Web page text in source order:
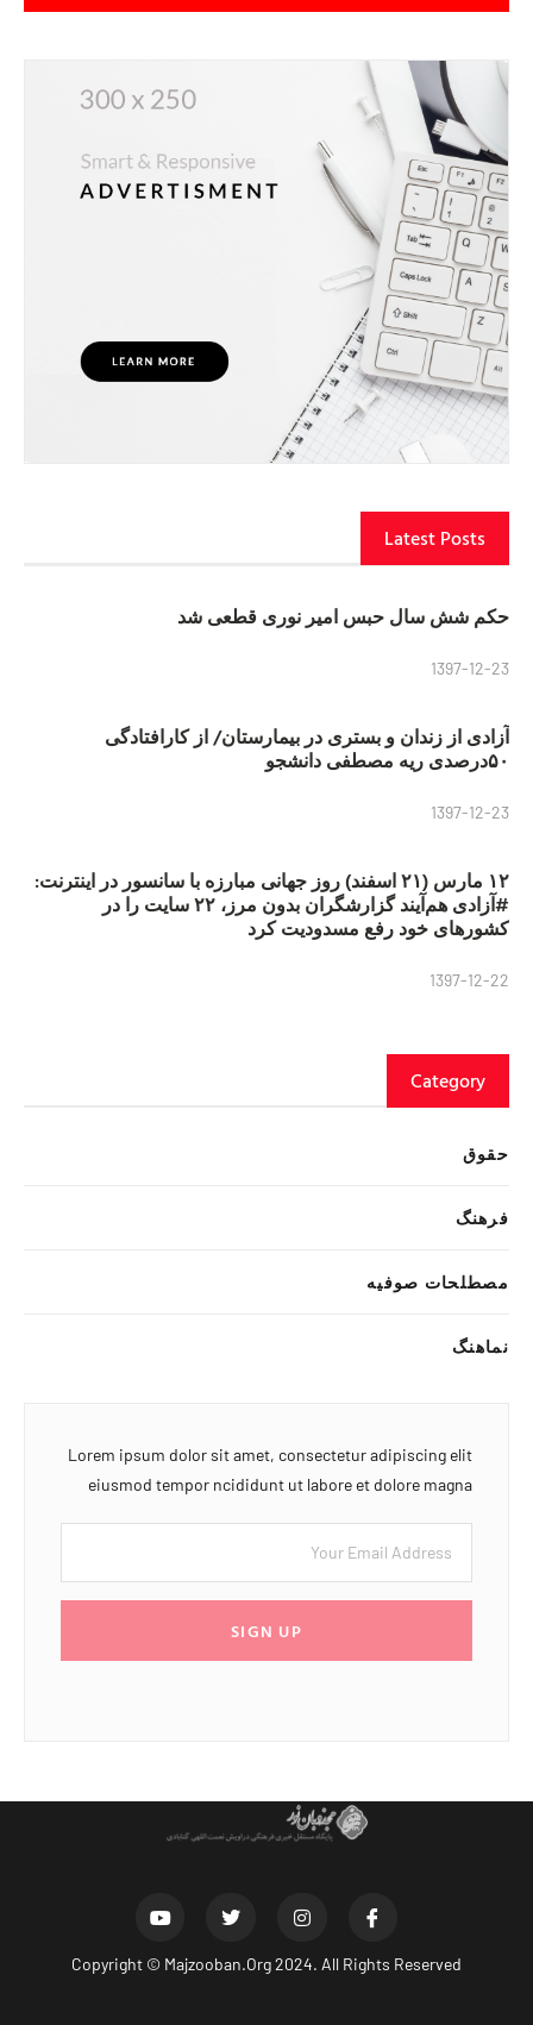
Latest Posts
حکم شش سال حبس امیر نوری قطعی شد
1397-12-23
آزادی از زندان و بستری در بیمارستان/ از کارافتادگی
۵۰درصدی ریه مصطفی دانشجو
1397-12-23
۱۲ مارس (۲۱ اسفند) روز جهانی مبارزه با سانسور در اینترنت:
#آزادی هم‌آیند گزارشگران‌ بدون مرز، ۲۲ سایت را در
کشورهای خود رفع مسدودیت کرد
1397-12-22
Category
حقوق
فرهنگ
مصطلحات صوفیه
نماهنگ
Lorem ipsum dolor sit amet, consectetur adipiscing elit
eiusmod tempor ncididunt ut labore et dolore magna
SIGN UP
Copyright © Majzooban.Org2024. All Rights Reserved